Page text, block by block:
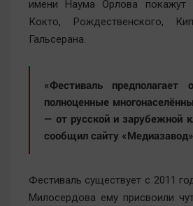
имени Наума Орлова покажут
Кокто, Рождественского,
Гальсерана.
«Фестиваль
полноценные
— от русской и зарубежной
сообщил сайту
Фестиваль существует с 2011
Милосердова ему присвоили